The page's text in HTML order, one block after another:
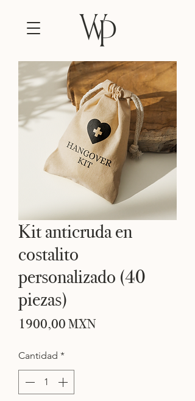
Kit anticruda en
costalito
personalizado (40
piezas)
1900,00 MXNPrecio
Cantidad *